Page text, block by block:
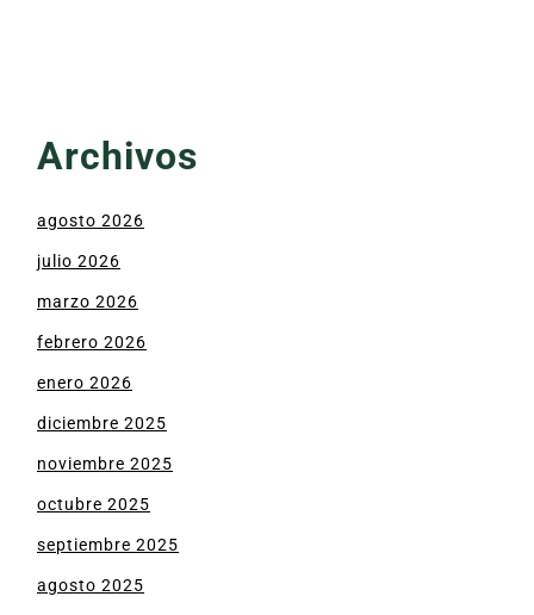
Archivos
agosto 2026
julio 2026
marzo 2026
febrero 2026
enero 2026
diciembre 2025
noviembre 2025
octubre 2025
septiembre 2025
agosto 2025